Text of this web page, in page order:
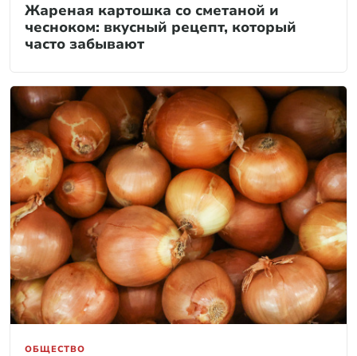
Жареная картошка со сметаной и
чесноком: вкусный рецепт, который
часто забывают
ОБЩЕСТВО